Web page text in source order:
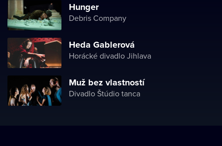
Hunger
Debris Company
Heda Gablerová
Horácké divadlo Jihlava
Muž bez vlastností
Divadlo Štúdio tanca